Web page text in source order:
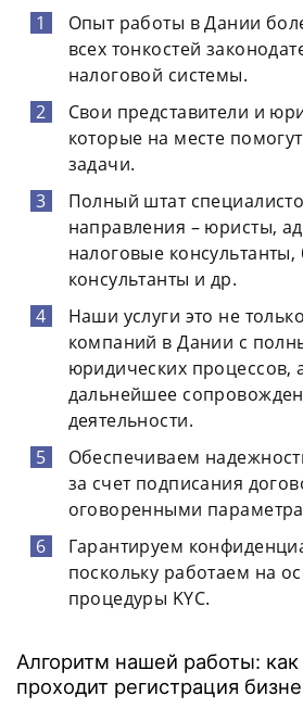
Опыт работы в Дании
всех тонкостей
налоговой системы.
Свои представители и
которые на месте
задачи.
Полный штат
направления – юристы,
налоговые консультанты,
консультанты и др.
Наши услуги это не
компаний в Дании с
юридических процессов,
дальнейшее
деятельности.
Обеспечиваем
за счет подписания
оговоренными
Гарантируем
поскольку работаем на
процедуры KYC.
Алгоритм нашей работы: как
проходит регистрация